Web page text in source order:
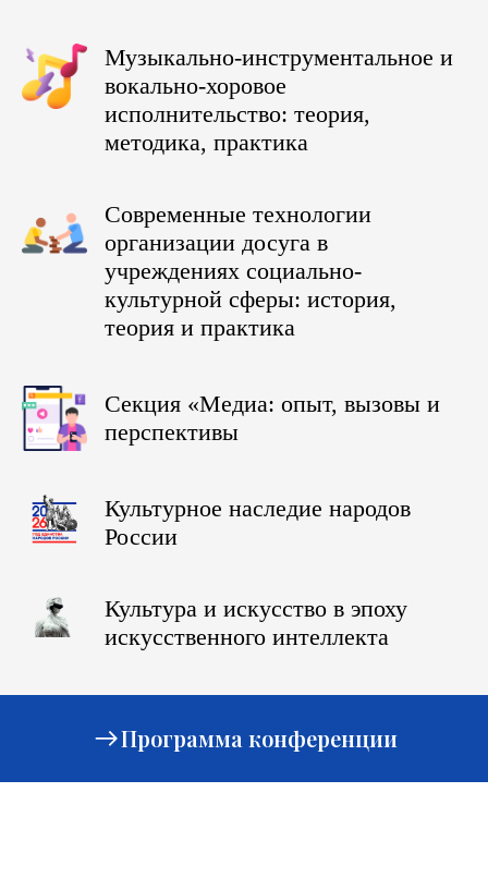
Музыкально-инструментальное и
вокально-хоровое
исполнительство: теория,
методика, практика
Современные технологии
организации досуга в
учреждениях социально-
культурной сферы: история,
теория и практика
Секция «Медиа: опыт, вызовы и
перспективы
Культурное наследие народов
России
Культура и искусство в эпоху
искусственного интеллекта
Программа конференции